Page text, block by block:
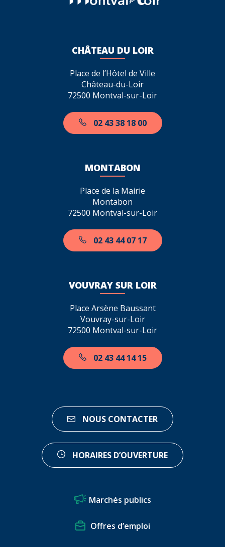
CHÂTEAU DU LOIR
Place de l’Hôtel de Ville
Château-du-Loir
72500 Montval-sur-Loir
02 43 38 18 00
MONTABON
Place de la Mairie
Montabon
72500 Montval-sur-Loir
02 43 44 07 17
VOUVRAY SUR LOIR
Place Arsène Baussant
Vouvray-sur-Loir
72500 Montval-sur-Loir
02 43 44 14 15
NOUS CONTACTER
HORAIRES D’OUVERTURE
Marchés publics
Offres d’emploi